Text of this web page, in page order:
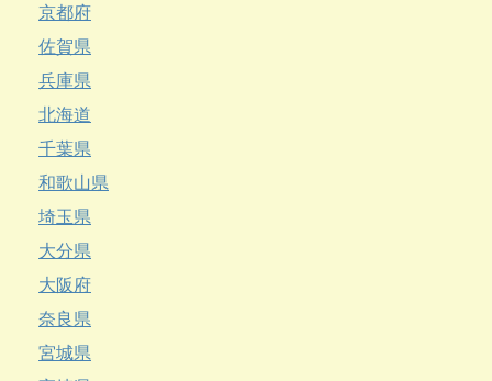
京都府
佐賀県
兵庫県
北海道
千葉県
和歌山県
埼玉県
大分県
大阪府
奈良県
宮城県